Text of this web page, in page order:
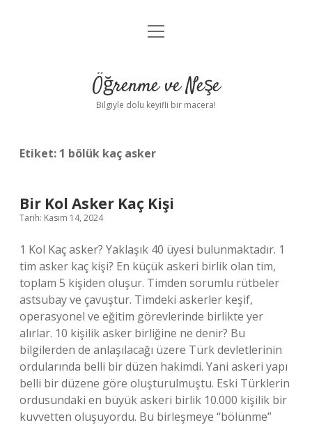
Anasayfa
Yasal Uyarı
menüyü
Öğrenme ve Neşe
Bilgiyle dolu keyifli bir macera!
Etiket: 1 bölük kaç asker
Bir Kol Asker Kaç Kişi
Tarih: Kasım 14, 2024
1 Kol Kaç asker? Yaklaşık 40 üyesi bulunmaktadır. 1
tim asker kaç kişi? En küçük askeri birlik olan tim,
toplam 5 kişiden oluşur. Timden sorumlu rütbeler
astsubay ve çavuştur. Timdeki askerler keşif,
operasyonel ve eğitim görevlerinde birlikte yer
alırlar. 10 kişilik asker birliğine ne denir? Bu
bilgilerden de anlaşılacağı üzere Türk devletlerinin
ordularında belli bir düzen hakimdi. Yani askeri yapı
belli bir düzene göre oluşturulmuştu. Eski Türklerin
ordusundaki en büyük askeri birlik 10.000 kişilik bir
kuvvetten oluşuyordu. Bu birleşmeye “bölünme”